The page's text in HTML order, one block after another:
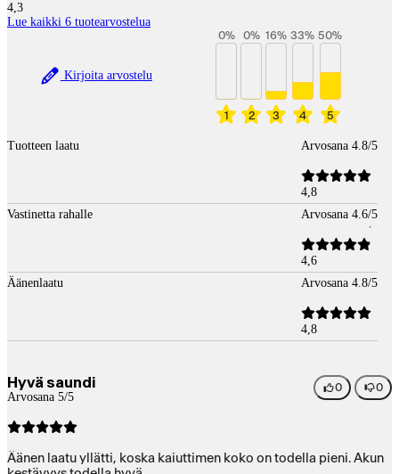
4,3
Lue kaikki 6 tuotearvostelua
Kirjoita arvostelu
1
0%
2
0%
3
16%
4
33%
5
50%
Tuotteen laatu Arvosana 4.8/5
4,8
Vastinetta rahalle
Arvosana 4.6/5
4,6
Äänenlaatu
Arvosana 4.8/5
4,8
Hyvä saundi
Arvosana 5/5
0 0
Äänen laatu yllätti, koska kaiuttimen koko on todella pieni. Akun